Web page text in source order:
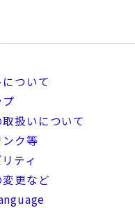
ついて
扱いについて
ク等
ティ
更など